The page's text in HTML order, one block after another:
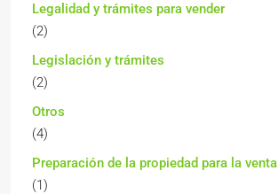
Legalidad y trámites para vender
(2)
Legislación y trámites
(2)
Otros
(4)
Preparación de la propiedad para la venta
(1)